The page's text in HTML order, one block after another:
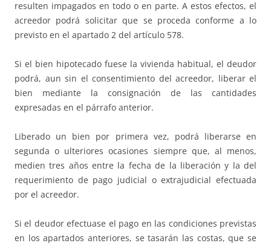
resulten impagados en todo o en parte. A estos efectos, el
acreedor podrá solicitar que se proceda conforme a lo
previsto en el apartado 2 del artículo 578.
Si el bien hipotecado fuese la vivienda habitual, el deudor
podrá, aun sin el consentimiento del acreedor, liberar el
bien mediante la consignación de las cantidades
expresadas en el párrafo anterior.
Liberado un bien por primera vez, podrá liberarse en
segunda o ulteriores ocasiones siempre que, al menos,
medien tres años entre la fecha de la liberación y la del
requerimiento de pago judicial o extrajudicial efectuada
por el acreedor.
Si el deudor efectuase el pago en las condiciones previstas
en los apartados anteriores, se tasarán las costas, que se